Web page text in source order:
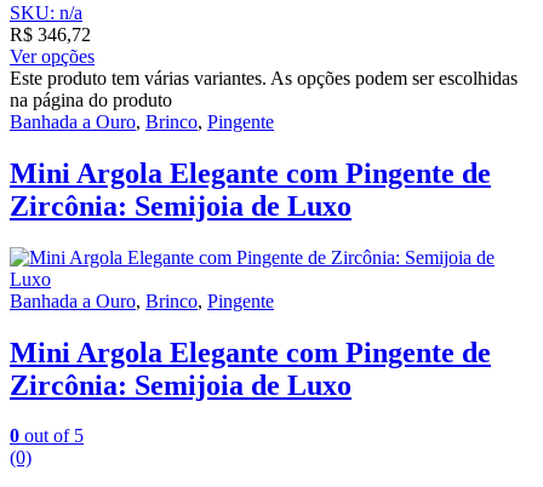
SKU: n/a
R$ 346,72
Ver opções
Este produto tem várias variantes. As opções podem ser escolhidas
na página do produto
Banhada a Ouro, Brinco, Pingente
Mini Argola Elegante com Pingente de
Zircônia: Semijoia de Luxo
Banhada a Ouro, Brinco, Pingente
Mini Argola Elegante com Pingente de
Zircônia: Semijoia de Luxo
0 out of 5
(0)